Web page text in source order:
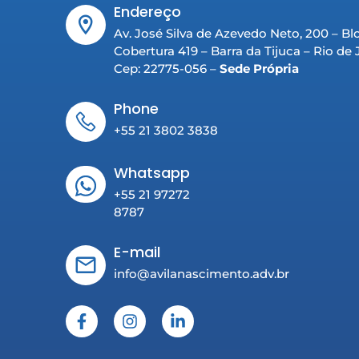
Endereço
Av. José Silva de Azevedo Neto, 200 –
Cobertura 419 – Barra da Tijuca – Rio de
Cep: 22775-056 – Sede Própria
Phone
+55 21 3802 3838
Whatsapp
+55 21 97272
8787
E-mail
info@avilanascimento.adv.br
F
a
I
n
L
i